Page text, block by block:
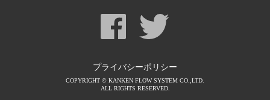
プライバシーポリシー
COPYRIGHT © KANKEN FLOW SYSTEM CO.,LTD.
ALL RIGHTS RESERVED.